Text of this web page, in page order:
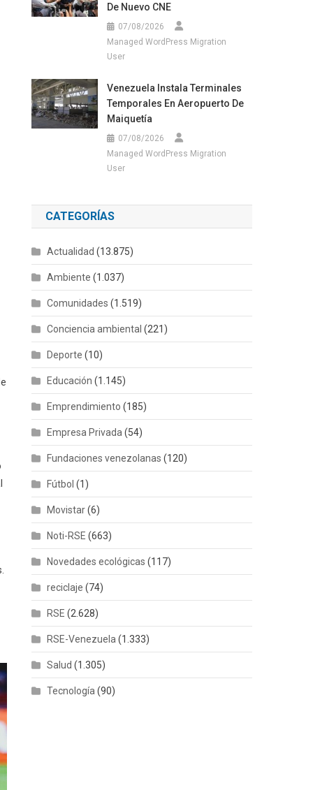
De Nuevo CNE
07/08/2026
Managed WordPress Migration
User
Venezuela Instala Terminales
Temporales En Aeropuerto De
Maiquetía
07/08/2026
Managed WordPress Migration
User
CATEGORÍAS
Actualidad (13.875)
Ambiente (1.037)
Comunidades (1.519)
Conciencia ambiental (221)
Deporte (10)
Educación (1.145)
Emprendimiento (185)
Empresa Privada (54)
Fundaciones venezolanas (120)
Fútbol (1)
Movistar(6)
Noti-RSE (663)
Novedades ecológicas (117)
reciclaje (74)
RSE (2.628)
RSE-Venezuela (1.333)
Salud (1.305)
Tecnología (90)